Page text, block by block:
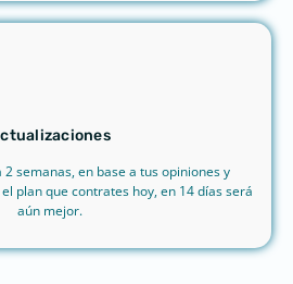
semanas, en base a tus opiniones y
plan que contrates hoy, en 14 días será
aún mejor.